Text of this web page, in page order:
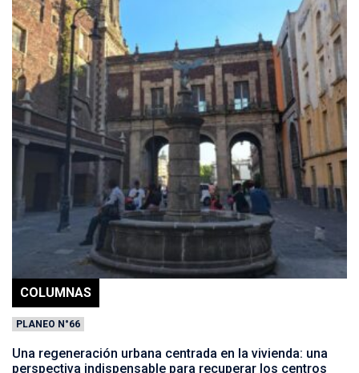
COLUMNAS
PLANEO N°66
Una regeneración urbana centrada en la vivienda: una
perspectiva indispensable para recuperar los centros